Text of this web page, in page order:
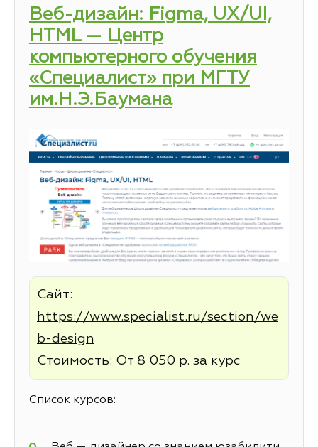
Веб-дизайн: Figma, UX/UI,
HTML — Центр
компьютерного обучения
«Специалист» при МГТУ
им.Н.Э.Баумана
Сайт:
https://www.specialist.ru/section/we
b-design
Стоимость: От 8 050 р. за курс
Список курсов: